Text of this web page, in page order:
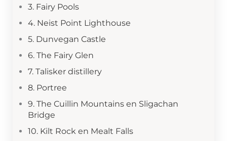
3. Fairy Pools
4. Neist Point Lighthouse
5. Dunvegan Castle
6. The Fairy Glen
7. Talisker distillery
8. Portree
9. The Cuillin Mountains en Sligachan
Bridge
10. Kilt Rock en Mealt Falls